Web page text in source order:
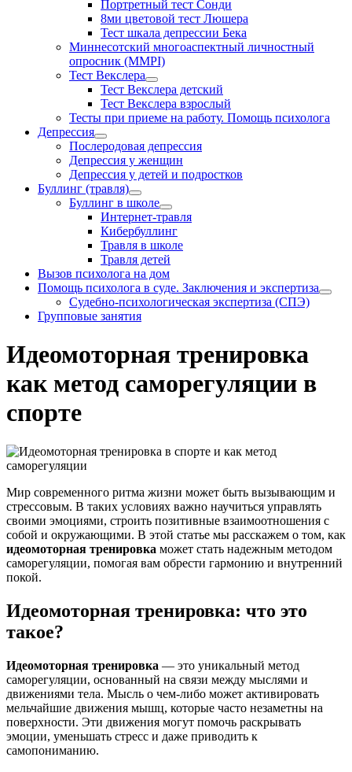
Портретный тест Сонди
8ми цветовой тест Люшера
Тест шкала депрессии Бека
Миннесотский многоаспектный личностный
опросник (MMPI)
Тест Векслера
Тест Векслера детский
Тест Векслера взрослый
Тесты при приеме на работу. Помощь психолога
Депрессия
Послеродовая депрессия
Депрессия у женщин
Депрессия у детей и подростков
Буллинг (травля)
Буллинг в школе
Интернет-травля
Кибербуллинг
Травля в школе
Травля детей
Вызов психолога на дом
Помощь психолога в суде. Заключения и экспертиза
Судебно-психологическая экспертиза (СПЭ)
Групповые занятия
Идеомоторная тренировка
как метод саморегуляции в
спорте
Мир современного ритма жизни может быть вызывающим и
стрессовым. В таких условиях важно научиться управлять
своими эмоциями, строить позитивные взаимоотношения с
собой и окружающими. В этой статье мы расскажем о том, как
идеомоторная тренировка может стать надежным методом
саморегуляции, помогая вам обрести гармонию и внутренний
покой.
Идеомоторная тренировка: что это
такое?
Идеомоторная тренировка — это уникальный метод
саморегуляции, основанный на связи между мыслями и
движениями тела. Мысль о чем-либо может активировать
мельчайшие движения мышц, которые часто незаметны на
поверхности. Эти движения могут помочь раскрывать
эмоции, уменьшать стресс и даже приводить к
самопониманию.